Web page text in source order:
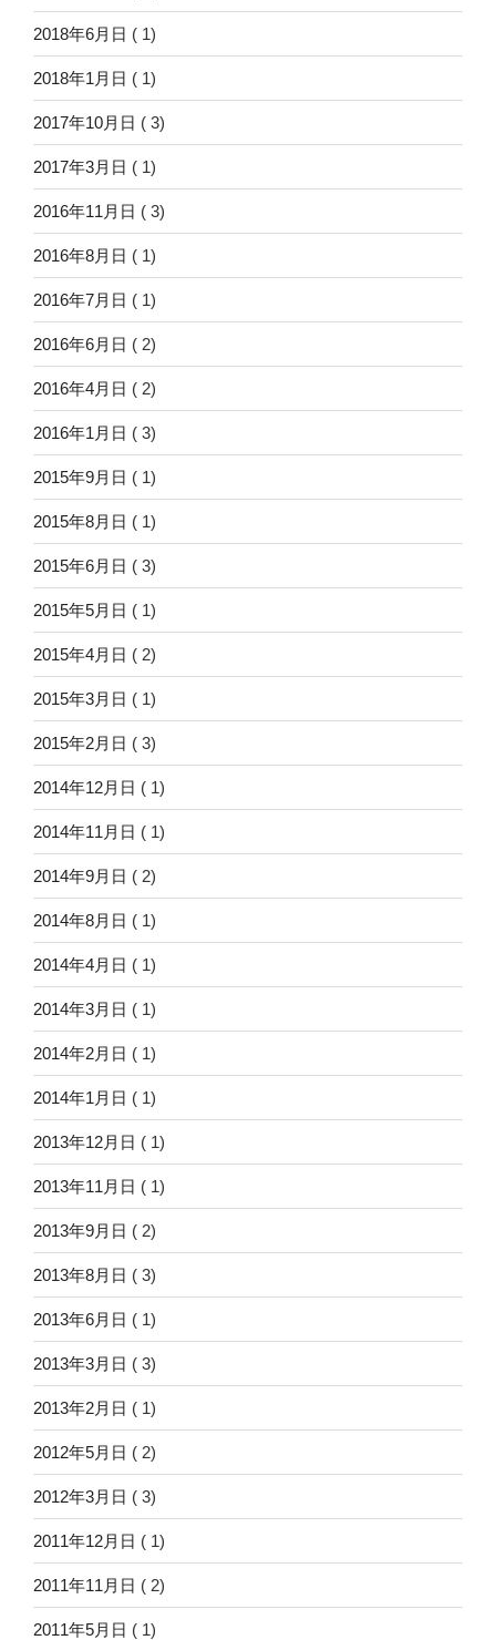
2018年6月日 ( 1)
2018年1月日 ( 1)
2017年10月日 ( 3)
2017年3月日 ( 1)
2016年11月日 ( 3)
2016年8月日 ( 1)
2016年7月日 ( 1)
2016年6月日 ( 2)
2016年4月日 ( 2)
2016年1月日 ( 3)
2015年9月日 ( 1)
2015年8月日 ( 1)
2015年6月日 ( 3)
2015年5月日 ( 1)
2015年4月日 ( 2)
2015年3月日 ( 1)
2015年2月日 ( 3)
2014年12月日 ( 1)
2014年11月日 ( 1)
2014年9月日 ( 2)
2014年8月日 ( 1)
2014年4月日 ( 1)
2014年3月日 ( 1)
2014年2月日 ( 1)
2014年1月日 ( 1)
2013年12月日 ( 1)
2013年11月日 ( 1)
2013年9月日 ( 2)
2013年8月日 ( 3)
2013年6月日 ( 1)
2013年3月日 ( 3)
2013年2月日 ( 1)
2012年5月日 ( 2)
2012年3月日 ( 3)
2011年12月日 ( 1)
2011年11月日 ( 2)
2011年5月日 ( 1)